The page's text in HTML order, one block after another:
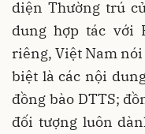
diện Thường trú
dung hợp tác với
riêng, Việt Nam
biệt là các nội
đồng bào DTTS;
đối tượng luôn